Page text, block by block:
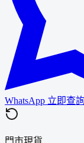
WhatsApp 立即查